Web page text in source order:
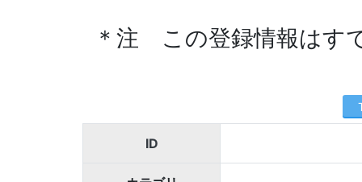
＊注 この登録情報はす
ID